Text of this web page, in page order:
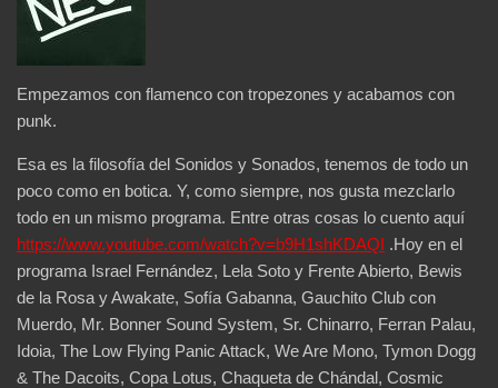
Empezamos con flamenco con tropezones y acabamos con
punk.
Esa es la filosofía del Sonidos y Sonados, tenemos de todo un
poco como en botica. Y, como siempre, nos gusta mezclarlo
todo en un mismo programa. Entre otras cosas lo cuento aquí
https://www.youtube.com/watch?v=b9H1shKDAQI
.Hoy en el
programa Israel Fernández, Lela Soto y Frente Abierto, Bewis
de la Rosa y Awakate, Sofía Gabanna, Gauchito Club con
Muerdo, Mr. Bonner Sound System, Sr. Chinarro, Ferran Palau,
Idoia, The Low Flying Panic Attack, We Are Mono, Tymon Dogg
& The Dacoits, Copa Lotus, Chaqueta de Chándal, Cosmic